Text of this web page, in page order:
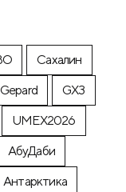
Cахалин
Gepard
GX3
UMEX2026
АбуДаби
Антарктика